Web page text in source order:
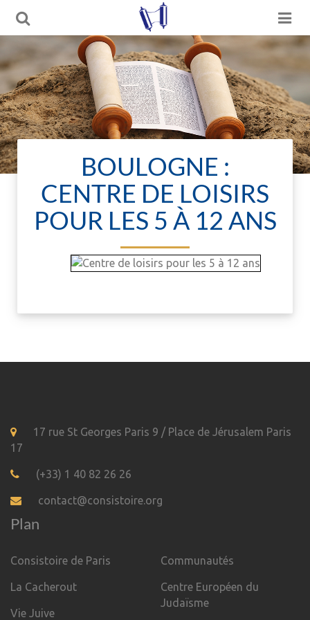
BOULOGNE :
CENTRE DE LOISIRS
POUR LES 5 À 12 ANS
17 rue St Georges Paris 9 / Place de Jérusalem Paris
17
(+33) 1 40 82 26 26
contact@consistoire.org
Plan
Consistoire de Paris
La Cacherout
Vie Juive
Communautés
Centre Européen du
Judaïsme